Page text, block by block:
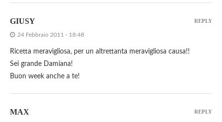
GIUSY
24 Febbraio 2011 - 18:48
Ricetta meravigliosa, per un altrettanta meravigliosa causa!!
Sei grande Damiana!
Buon week anche a te!
REPLY
MAX REPLY